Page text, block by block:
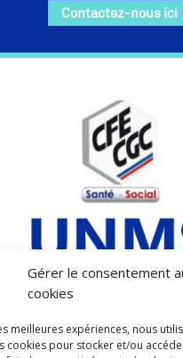
Gérer le consentement
cookies
meilleures expériences, nous
cookies pour stocker et/ou
Contactez-nous ici
LEGALES
DE COOKIES (UE)